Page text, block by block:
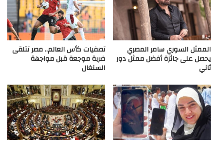
الممثل السوري سامر المصري
يحصل على جائزة أفضل ممثل دور
ثاني
تصفيات كأس العالم.. مصر تتلقى
ضربة موجعة قبل مواجهة
السنغال